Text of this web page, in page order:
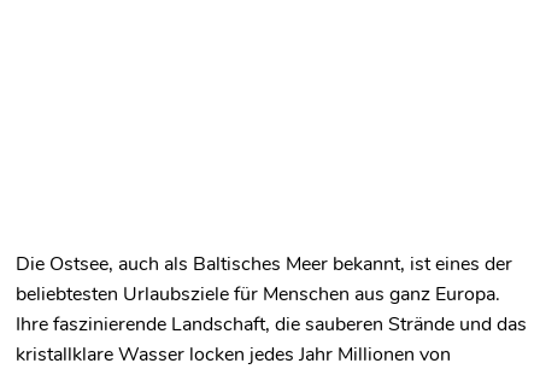
Die Ostsee, auch als Baltisches Meer bekannt, ist eines der
beliebtesten Urlaubsziele für Menschen aus ganz Europa.
Ihre faszinierende Landschaft, die sauberen Strände und das
kristallklare Wasser locken jedes Jahr Millionen von